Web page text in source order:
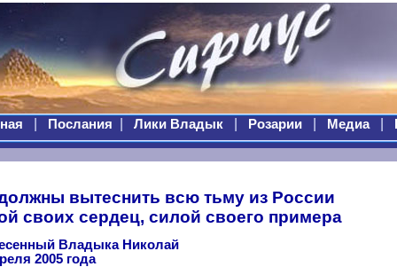
Послания Лики Владык Розарии Медиа
вытеснить всю тьму из России
своих сердец, силой своего примера
Владыка Николай
2005 года